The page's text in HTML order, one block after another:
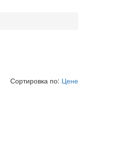
Сортировка по: Цене